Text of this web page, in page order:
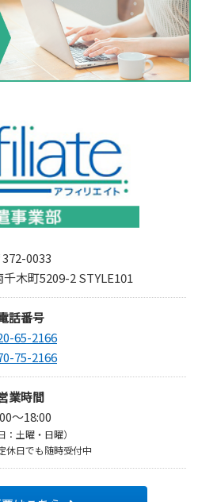
372-0033
木町5209-2 STYLE101
話番号
65-2166
75-2166
業時間
～18:00
：土曜・日曜）
休日でも随時受付中